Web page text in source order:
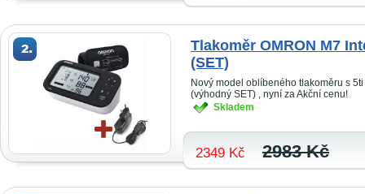
Tlakoměr OMRON M7
(SET)
Nový model oblíbeného tlakoměru s
(výhodný SET) , nyní za Akční cenu!
Skladem
2349 Kč 2983 Kč